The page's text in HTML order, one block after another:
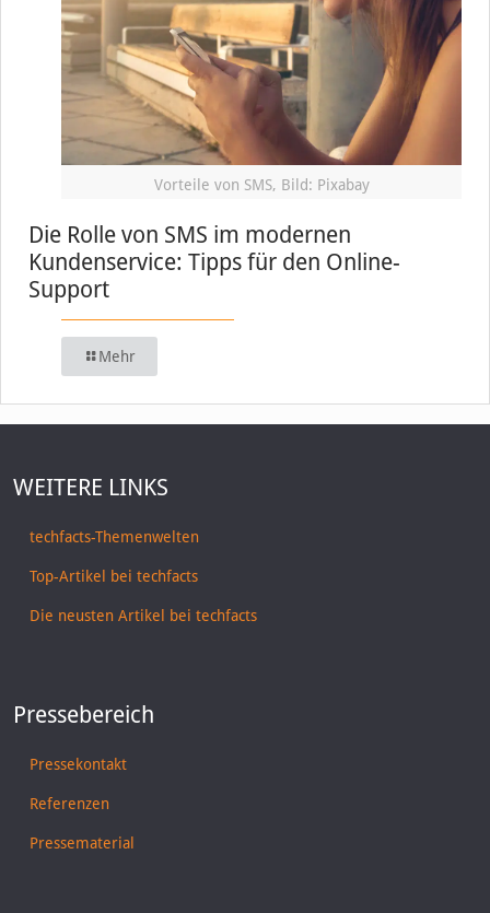
Vorteile von SMS, Bild: Pixabay
Die Rolle von SMS im modernen
Kundenservice: Tipps für den Online-
Support
Mehr
WEITERE LINKS
techfacts-Themenwelten
Top-Artikel bei techfacts
Die neusten Artikel bei techfacts
Pressebereich
Pressekontakt
Referenzen
Pressematerial